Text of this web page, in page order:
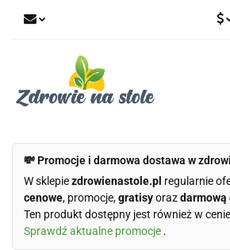
💸 Promocje i darmowa dostawa w
W sklepiezdrowienastole.pl regularnie
cenowe, promocje,gratisyorazdarmową
Ten produkt dostępny jest również w
Sprawdź aktualne promocje .